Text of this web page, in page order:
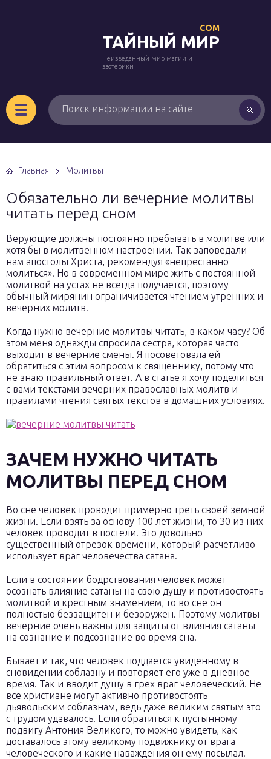
ТАЙНЫЙ МИР
COM
Неизведанный мир магии и
эзотерики
Главная Молитвы
Обязательно ли вечерние молитвы
читать перед сном
Верующие должны постоянно пребывать в молитве или
хотя бы в молитвенном настроении. Так заповедали
нам апостолы Христа, рекомендуя «непрестанно
молиться». Но в современном мире жить с постоянной
молитвой на устах не всегда получается, поэтому
обычный мирянин ограничивается чтением утренних и
вечерних молитв.
Когда нужно вечерние молитвы читать, в каком часу? Об
этом меня однажды спросила сестра, которая часто
выходит в вечерние смены. Я посоветовала ей
обратиться с этим вопросом к священнику, потому что
не знаю правильный ответ. А в статье я хочу поделиться
с вами текстами вечерних православных молитв и
правилами чтения святых текстов в домашних условиях.
ЗАЧЕМ НУЖНО ЧИТАТЬ
МОЛИТВЫ ПЕРЕД СНОМ
Во сне человек проводит примерно треть своей земной
жизни. Если взять за основу 100 лет жизни, то 30 из них
человек проводит в постели. Это довольно
существенный отрезок времени, который расчетливо
использует враг человечества сатана.
Если в состоянии бодрствования человек может
осознать влияние сатаны на свою душу и противостоять
молитвой и крестным знамением, то во сне он
полностью беззащитен и безоружен. Поэтому молитвы
вечерние очень важны для защиты от влияния сатаны
на сознание и подсознание во время сна.
Бывает и так, что человек поддается увиденному в
сновидении соблазну и повторяет его уже в дневное
время. Так и вводит душу в грех враг человеческий. Не
все христиане могут активно противостоять
дьявольским соблазнам, ведь даже великим святым это
с трудом удавалось. Если обратиться к пустынному
подвигу Антония Великого, то можно увидеть, как
доставалось этому великому подвижнику от врага
человеческого и какие наваждения он ему посылал.